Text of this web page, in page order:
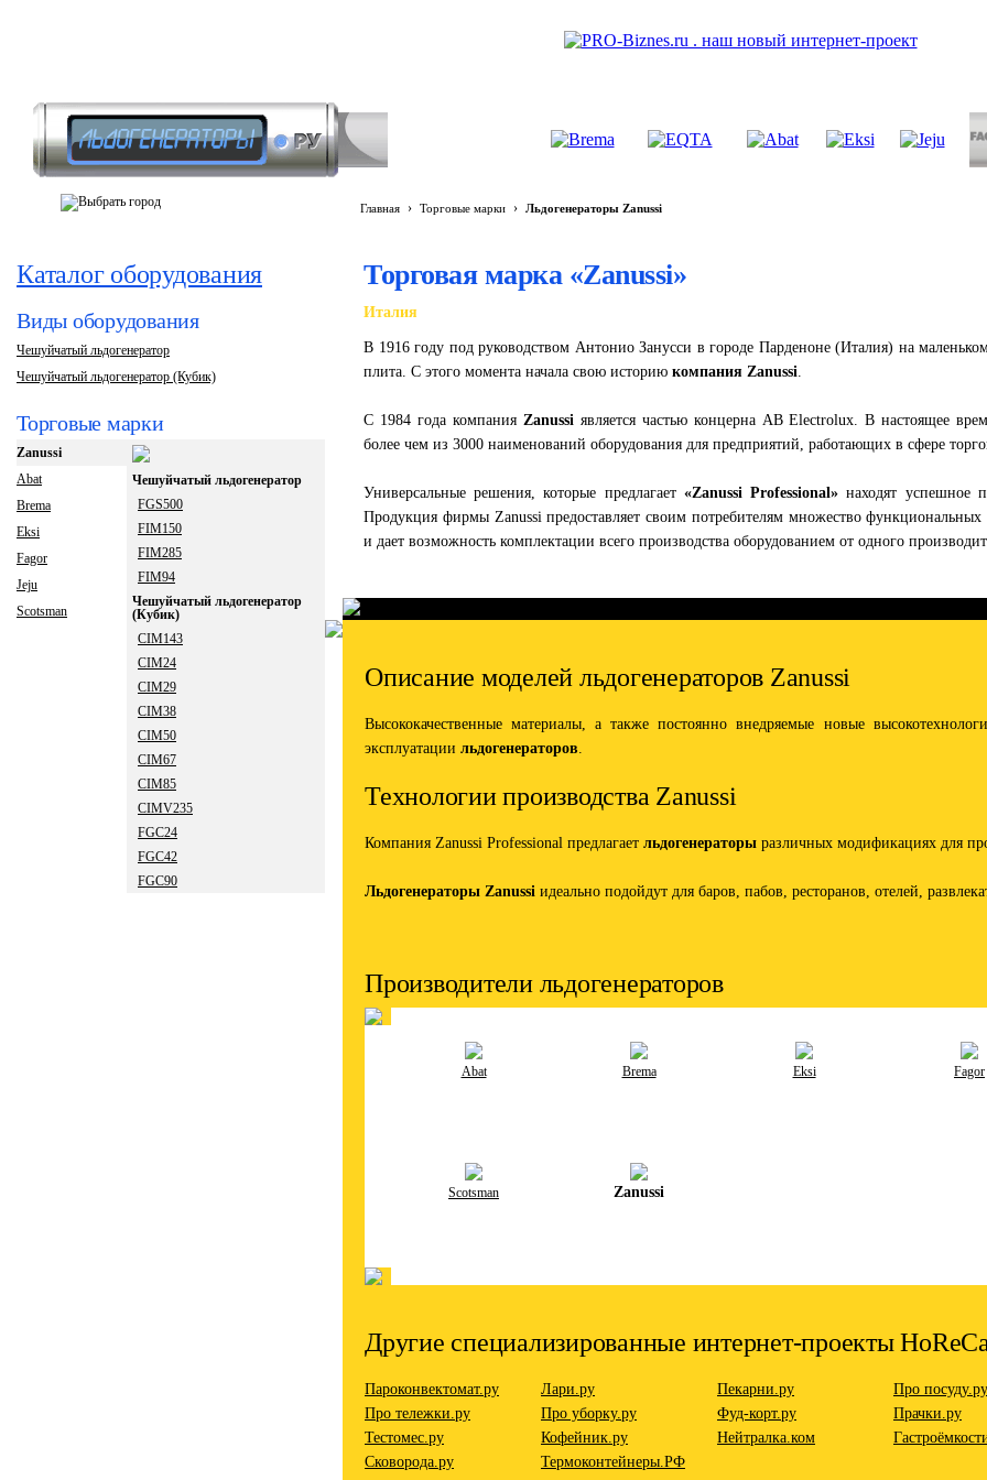
Главная › Торговые марки › Льдогенераторы Zanussi
Каталог оборудования
Виды оборудования
Чешуйчатый льдогенератор
Чешуйчатый льдогенератор (Кубик)
Торговые марки
Zanussi
Abat
Brema
Eksi
Fagor
Jeju
Scotsman
Чешуйчатый льдогенератор
FGS500
FIM150
FIM285
FIM94
Чешуйчатый льдогенератор
(Кубик)
CIM143
CIM24
CIM29
CIM38
CIM50
CIM67
CIM85
CIMV235
FGC24
FGC42
FGC90
Торговая марка «Zanussi»
Италия
В 1916 году под руководством Антонио Занусси в городе Парденоне (Италия) на
плита. С этого момента начала свою историю компания Zanussi.
С 1984 года компания Zanussiявляется частью концерна AB Electrolux. В настоящее
более чем из 3000 наименований оборудования для предприятий, работающих в сфере
Универсальные решения, которые предлагает «Zanussi Professional» находят успешное
Продукция фирмы Zanussi предоставляет своим потребителям множество
и дает возможность комплектации всего производства оборудованием от одного
Описание моделей льдогенераторов Zanussi
Высококачественные материалы, а также постоянно внедряемые новые
эксплуатации льдогенераторов.
Технологии производства Zanussi
Компания Zanussi Professional предлагает льдогенераторы различных модификациях для
Льдогенераторы Zanussi идеально подойдут для баров, пабов, ресторанов, отелей,
Производители льдогенераторов
Abat Brema Eksi Fagor
Scotsman Zanussi
Другие специализированные интернет-проекты
Пароконвектомат.ру Лари.ру Пекарни.ру
Про посуду.ру
Про тележки.ру
Про уборку.ру Фуд-корт.ру
Прачки.ру
Тестомес.ру
Кофейник.ру Нейтралка.ком
Сковорода.ру
Термоконтейнеры.РФ